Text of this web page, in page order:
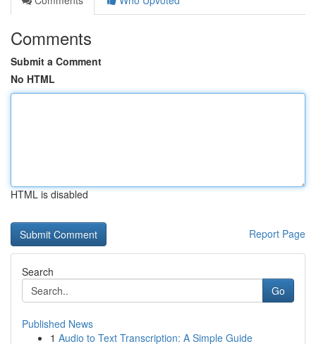
Comments
Submit a Comment
No HTML
HTML is disabled
Report Page
Search
Go
Published News
1 Audio to Text Transcription: A Simple Guide